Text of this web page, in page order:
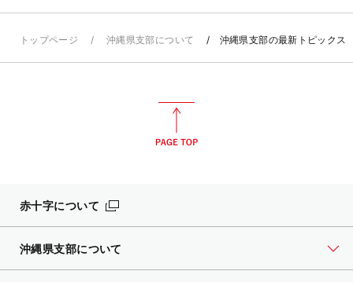
トップページ 沖縄県支部について 沖縄県支部の最新トピックス
赤十字について
沖縄県支部について